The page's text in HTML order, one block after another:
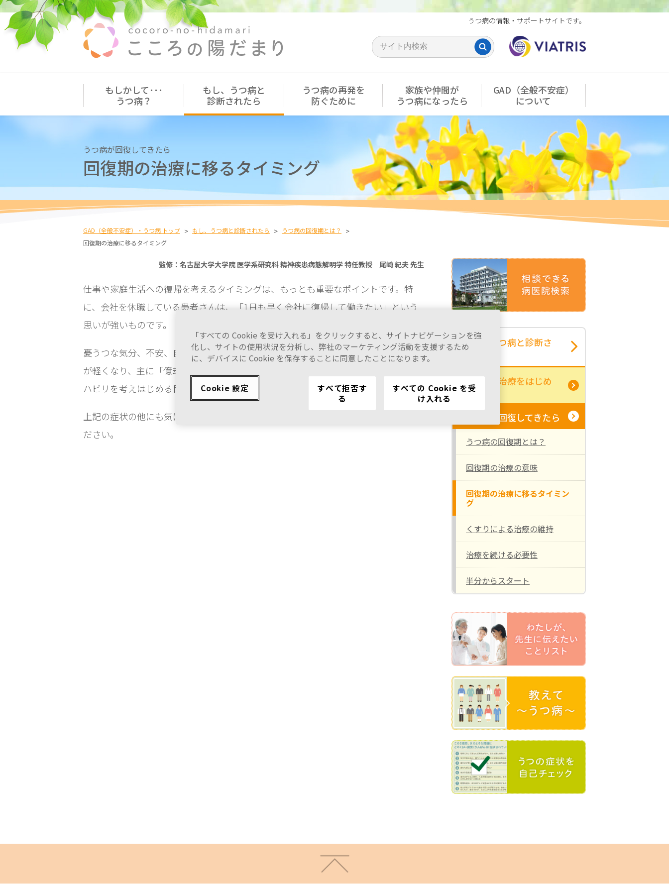
うつ病の情報・サポートサイトです。
もしかして･･･
うつ病？
もし、うつ病と
診断されたら
うつ病の再発を
防ぐために
家族や仲間が
うつ病になったら
GAD（全般不安症）
について
うつ病が回復してきたら
回復期の治療に移るタイミング
GAD（全般不安症）・うつ病 トップ > もし、うつ病と診断されたら > うつ病の回復期とは？ >
回復期の治療に移るタイミング
監修：名古屋大学大学院 医学系研究科 精神疾患病態解明学 特任教授 尾崎 紀夫 先生
仕事や家庭生活への復帰を考えるタイミングは、もっとも重要なポイントです。特
に、会社を休職している患者さんは、「1日も早く会社に復帰して働きたい」という
思いが強いものです。
憂うつな気分、不安、自分を責める気持ち、消えてしまいたいと思うことなどの症状
が軽くなり、主に「億劫さ」が残っているという状態になったら、それが復帰へのリ
ハビリを考えはじめる目安とされています。
上記の症状の他にも気になる症状があらわれた場合は、医師または薬剤師にご相談く
ださい。
もし、うつ病と診断さ
れたら
うつ病の治療をはじめ
たら
うつ病が回復してきたら
うつ病の回復期とは？
回復期の治療の意味
回復期の治療に移るタイミン
グ
くすりによる治療の維持
治療を続ける必要性
半分からスタート
「すべての Cookie を受け入れる」をクリックすると、サイトナビゲーションを強
化し、サイトの使用状況を分析し、弊社のマーケティング活動を支援するため
に、デバイスに Cookie を保存することに同意したことになります。
Cookie 設定
すべて拒否す
る
すべての Cookie を受
け入れる